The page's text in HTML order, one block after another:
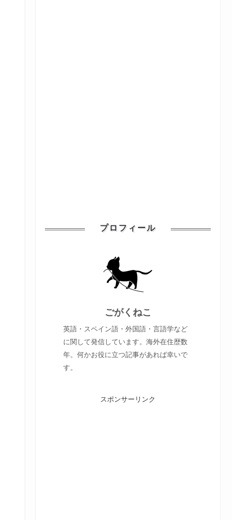
プロフィール
ごがくねこ
英語・スペイン語・外国語・言語学など
に関して発信しています。海外在住歴数
年。何かお役に立つ記事があれば幸いで
す。
スポンサーリンク